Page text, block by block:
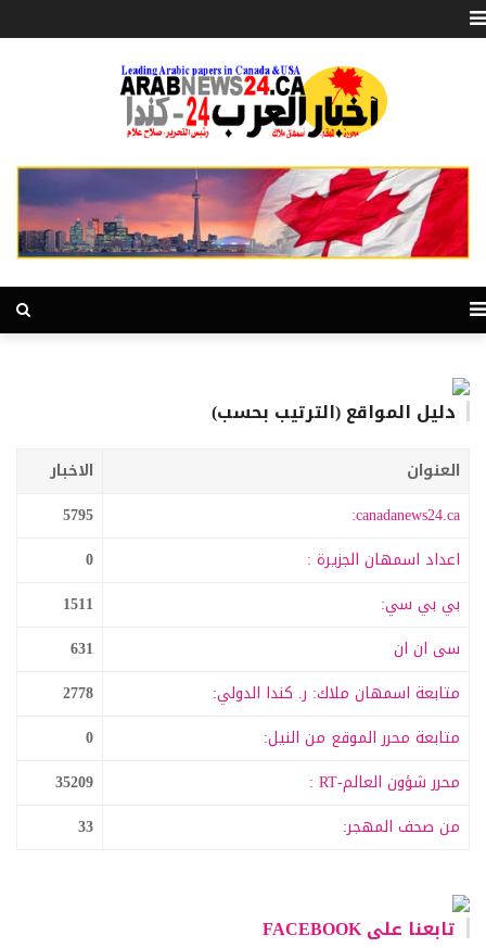
دليل المواقع (الترتيب بحسب)
العنوان
الاخبار
canadanews24.ca:
5795
اعداد اسمهان الجزيرة :
0
بي بي سي:
1511
سى ان ان
631
متابعة اسمهان ملاك: ر. كندا الدولي:
2778
متابعة محرر الموقع من النيل:
0
محرر شؤون العالم-RT :
35209
من صحف المهجر:
33
تابعنا على FACEBOOK